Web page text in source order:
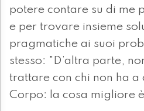
potere contare su di me
e per trovare insieme
pragmatiche ai suoi
stesso: "D’altra parte,
trattare con chi non ha a
Corpo: la cosa migliore